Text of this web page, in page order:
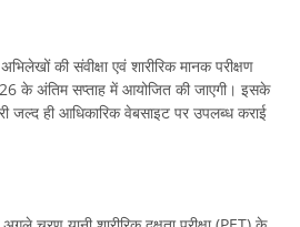
की संवीक्षा एवं शारीरिक मानक परीक्षण
के अंतिम सप्ताह में आयोजित की जाएगी। इसके
जल्द ही आधिकारिक वेबसाइट पर उपलब्ध कराई